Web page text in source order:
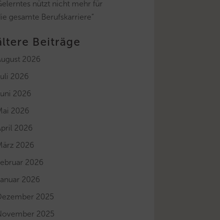
nützt nicht mehr für
gesamte Berufskarriere“
Beiträge
2026
2026
2026
2026
2026
2026
2026
2026
2025
2025